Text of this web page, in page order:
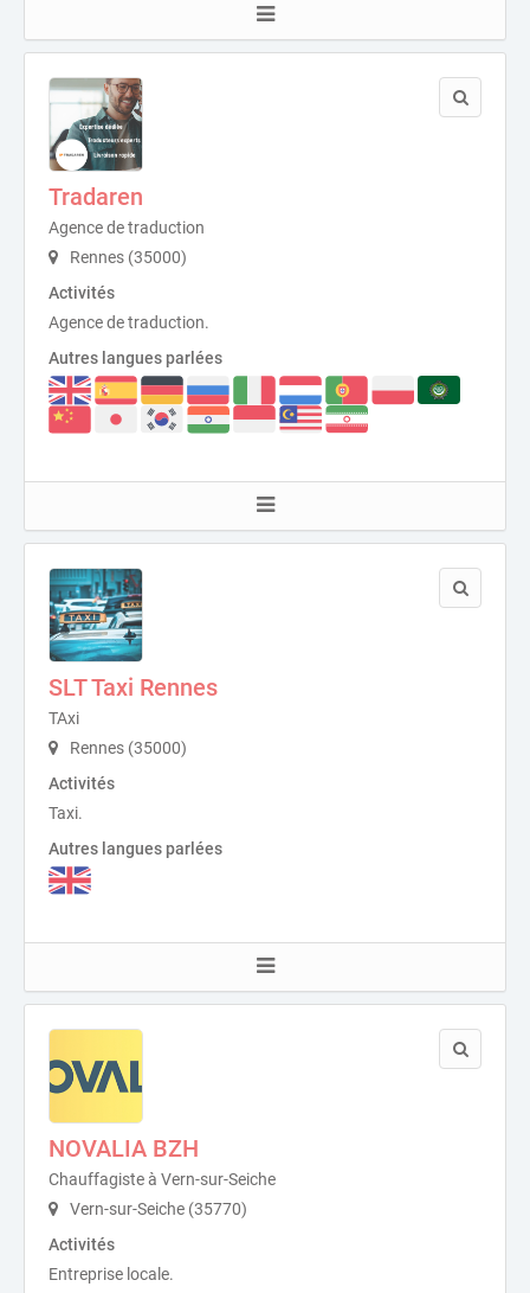
Tradaren
Agence de traduction
Rennes (35000)
Activités
Agence de traduction.
Autres langues parlées
SLT Taxi Rennes
TAxi
Rennes (35000)
Activités
Taxi.
Autres langues parlées
NOVALIA BZH
Chauffagiste à Vern-sur-Seiche
Vern-sur-Seiche (35770)
Activités
Entreprise locale.